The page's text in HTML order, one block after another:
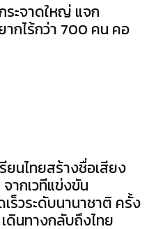
ระจาดใหญ่ แจก
กไร้กว่า 700 คน คอ
ยนไทยสร้างชื่อเสียง
ากเวทีแข่งขัน
วระดับนานาชาติ ครั้ง
ดินทางกลับถึงไทย